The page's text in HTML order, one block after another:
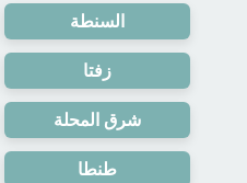
السنطة
زفتا
شرق المحلة
طنطا